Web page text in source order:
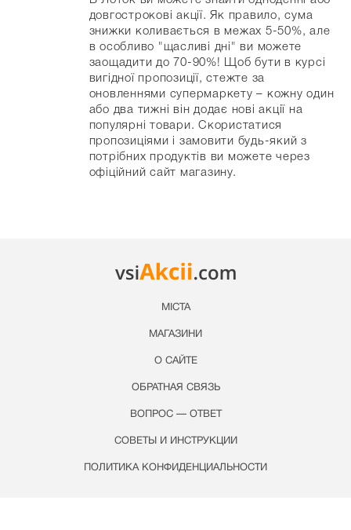
довгострокові акції. Як правило, сума
знижки коливається в межах 5-50%, але
в особливо "щасливі дні" ви можете
заощадити до 70-90%! Щоб бути в курсі
вигідної пропозиції, стежте за
оновленнями супермаркету – кожну один
або два тижні він додає нові акції на
популярні товари. Скористатися
пропозиціями і замовити будь-який з
потрібних продуктів ви можете через
офіційний сайт магазину.
МІСТА
МАГАЗИНИ
О САЙТЕ
ОБРАТНАЯ СВЯЗЬ
ВОПРОС — ОТВЕТ
СОВЕТЫ И ИНСТРУКЦИИ
ПОЛИТИКА КОНФИДЕНЦИАЛЬНОСТИ